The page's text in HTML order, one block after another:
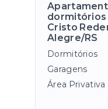
dormitórios
Cristo
Alegre/RS
Dormitórios
Garagens
Área Privativa